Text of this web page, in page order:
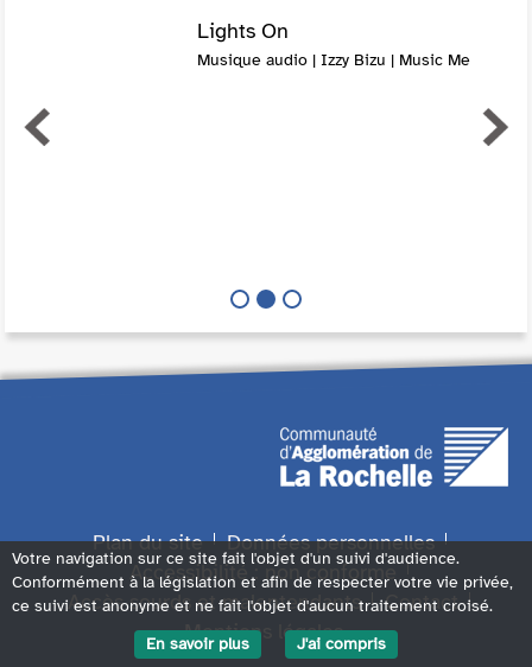
Lights On
Musique audio | Izzy Bizu | Music Me
Plan du site
Données personnelles
Accessibilité : non conforme
Accès sourds et malentendants
Contact
Mentions légales
Votre navigation sur ce site fait l'objet d'un suivi d'audience.
Conformément à la législation et afin de respecter votre vie privée,
ce suivi est anonyme et ne fait l'objet d'aucun traitement croisé.
En savoir plus
J'ai compris